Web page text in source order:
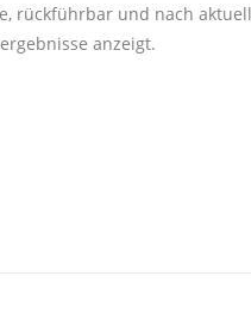
rückführbar und nach
anzeigt.